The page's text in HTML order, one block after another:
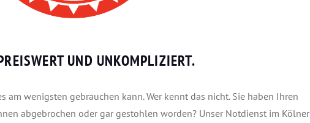
UND UNKOMPLIZIERT.
am wenigsten gebrauchen kann. Wer kennt das nicht. Sie haben Ihren
abgebrochen oder gar gestohlen worden? Unser Notdienst im Kölner